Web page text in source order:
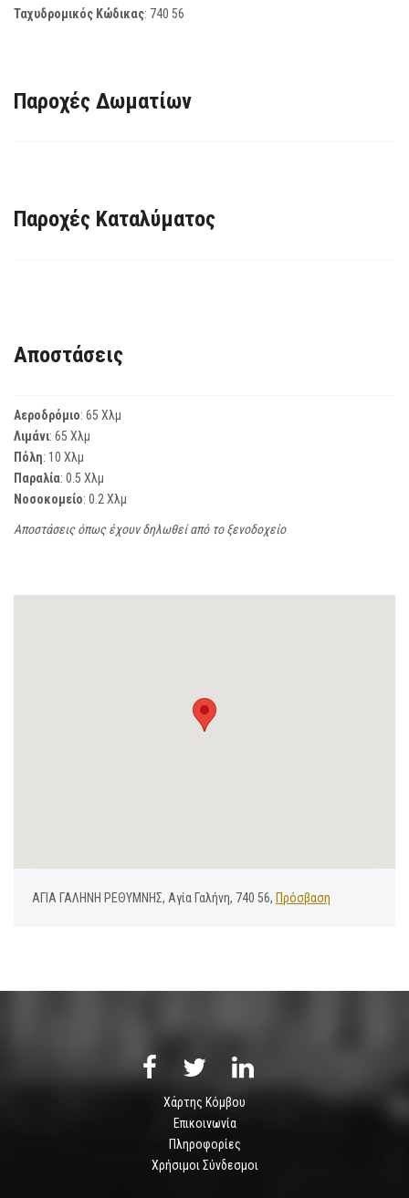
Ταχυδρομικός Κώδικας: 740 56
Παροχές Δωματίων
Παροχές Καταλύματος
Αποστάσεις
Αεροδρόμιο: 65 Χλμ
Λιμάνι: 65 Χλμ
Πόλη: 10 Χλμ
Παραλία: 0.5 Χλμ
Νοσοκομείο: 0.2 Χλμ
Αποστάσεις όπως έχουν δηλωθεί από το ξενοδοχείο
ΑΓΙΑ ΓΑΛΗΝΗ ΡΕΘΥΜΝΗΣ, Αγία Γαλήνη, 740 56, Πρόσβαση
Χάρτης Κόμβου
Επικοινωνία
Πληροφορίες
Χρήσιμοι Σύνδεσμοι